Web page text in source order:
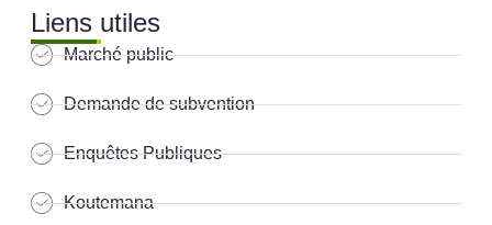
Liens utiles
Marché public
Demande de subvention
Enquêtes Publiques
Koutemana